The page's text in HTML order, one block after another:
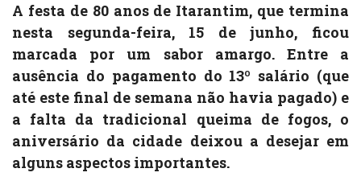
A festa de 80 anos de Itarantim, que termina
nesta segunda-feira, 15 de junho, ficou
marcada por um sabor amargo. Entre a
ausência do pagamento do 13º salário (que
até este final de semana não havia pagado) e
a falta da tradicional queima de fogos, o
aniversário da cidade deixou a desejar em
alguns aspectos importantes.